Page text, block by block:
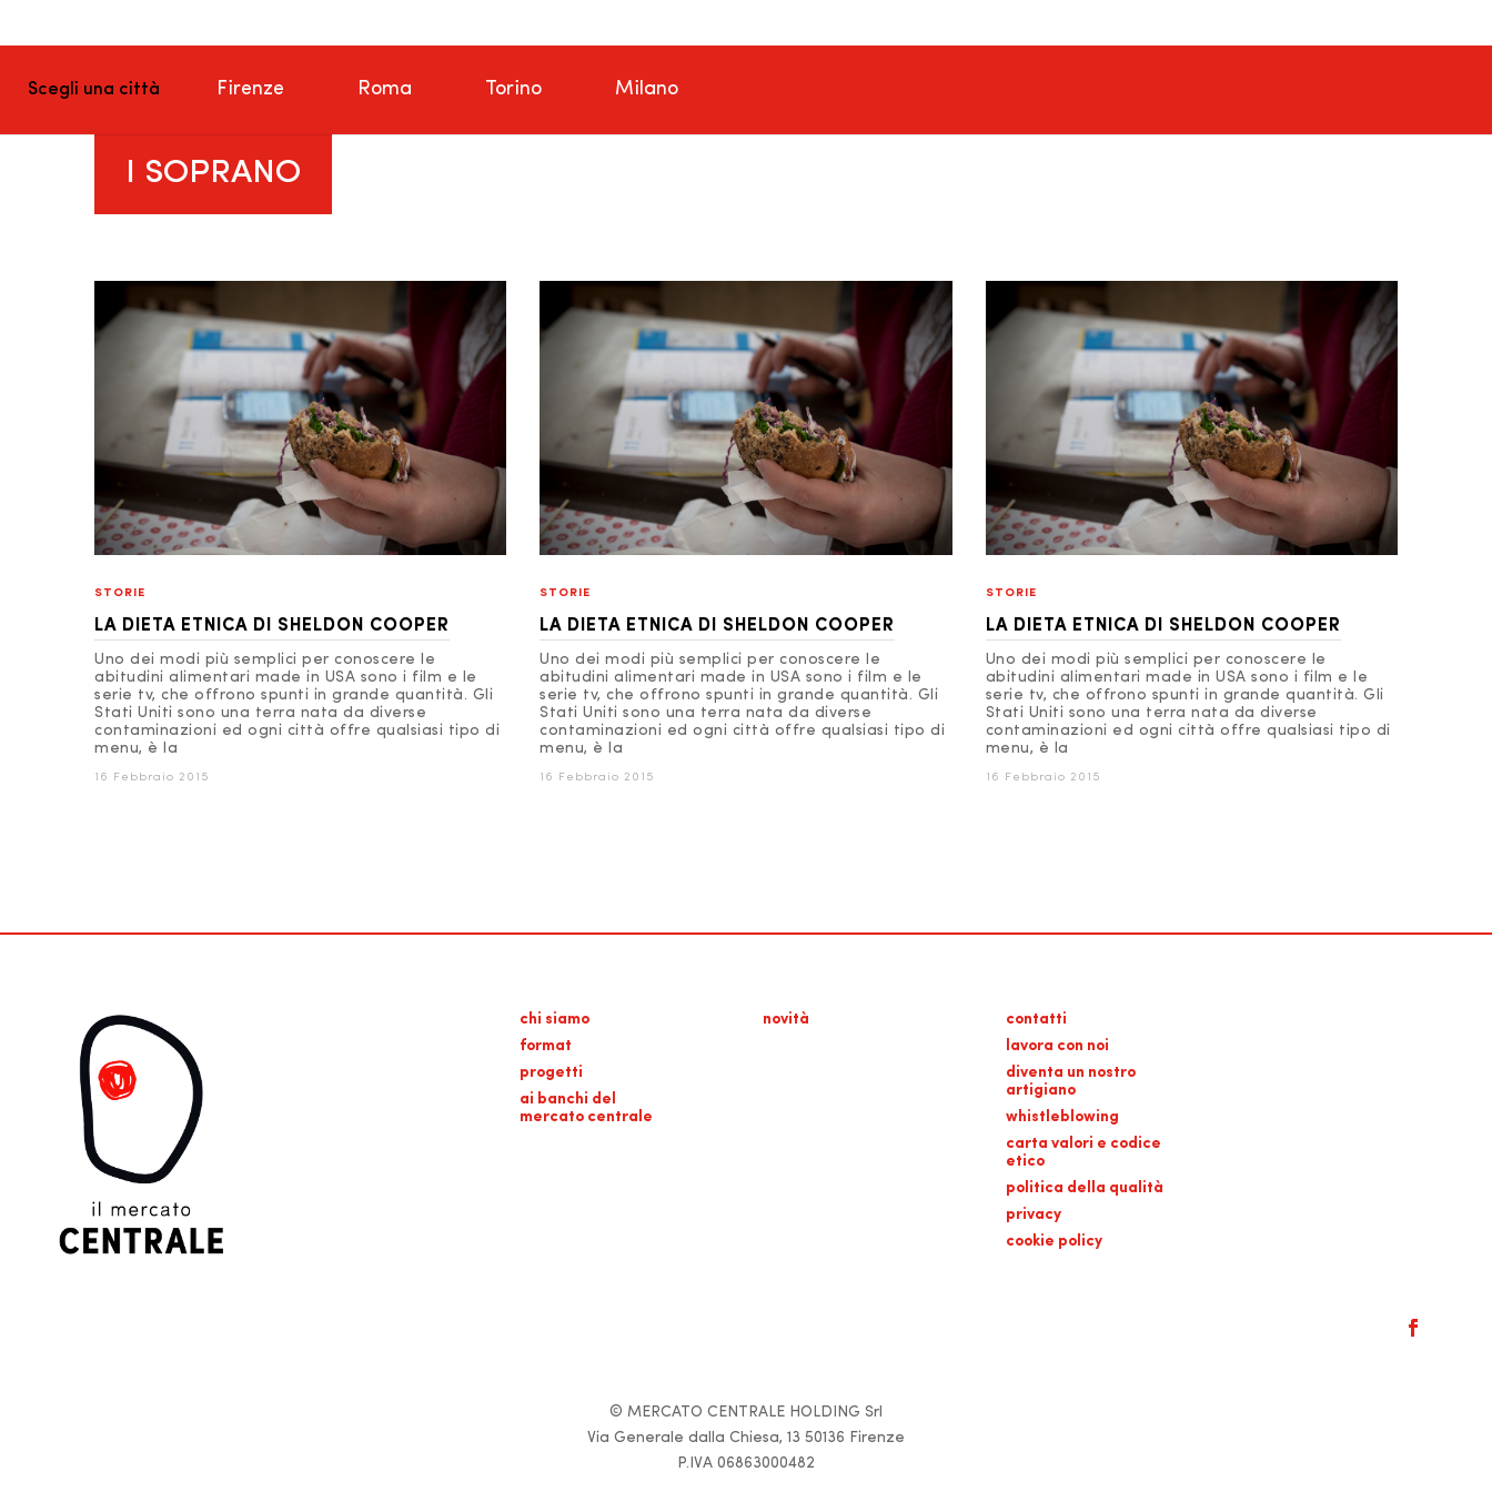
Scegli una città Firenze Roma Torino Milano
I SOPRANO
STORIE
LA DIETA ETNICA DI SHELDON COOPER
Uno dei modi più semplici per conoscere le
abitudini alimentari made in USA sono i film e le
serie tv, che offrono spunti in grande quantità. Gli
Stati Uniti sono una terra nata da diverse
contaminazioni ed ogni città offre qualsiasi tipo di
menu, è la
16 Febbraio 2015
STORIE
LA DIETA ETNICA DI SHELDON COOPER
Uno dei modi più semplici per conoscere le
abitudini alimentari made in USA sono i film e le
serie tv, che offrono spunti in grande quantità. Gli
Stati Uniti sono una terra nata da diverse
contaminazioni ed ogni città offre qualsiasi tipo di
menu, è la
16 Febbraio 2015
STORIE
LA DIETA ETNICA DI SHELDON COOPER
Uno dei modi più semplici per conoscere le
abitudini alimentari made in USA sono i film e le
serie tv, che offrono spunti in grande quantità. Gli
Stati Uniti sono una terra nata da diverse
contaminazioni ed ogni città offre qualsiasi tipo di
menu, è la
16 Febbraio 2015
chi siamo
format
progetti
ai banchi del
mercato centrale
novità
contatti
lavora con noi
diventa un nostro
artigiano
whistleblowing
carta valori e codice
etico
politica della qualità
privacy
cookie policy
© MERCATO CENTRALE HOLDING Srl
Via Generale dalla Chiesa, 13 50136 Firenze
P.IVA 06863000482